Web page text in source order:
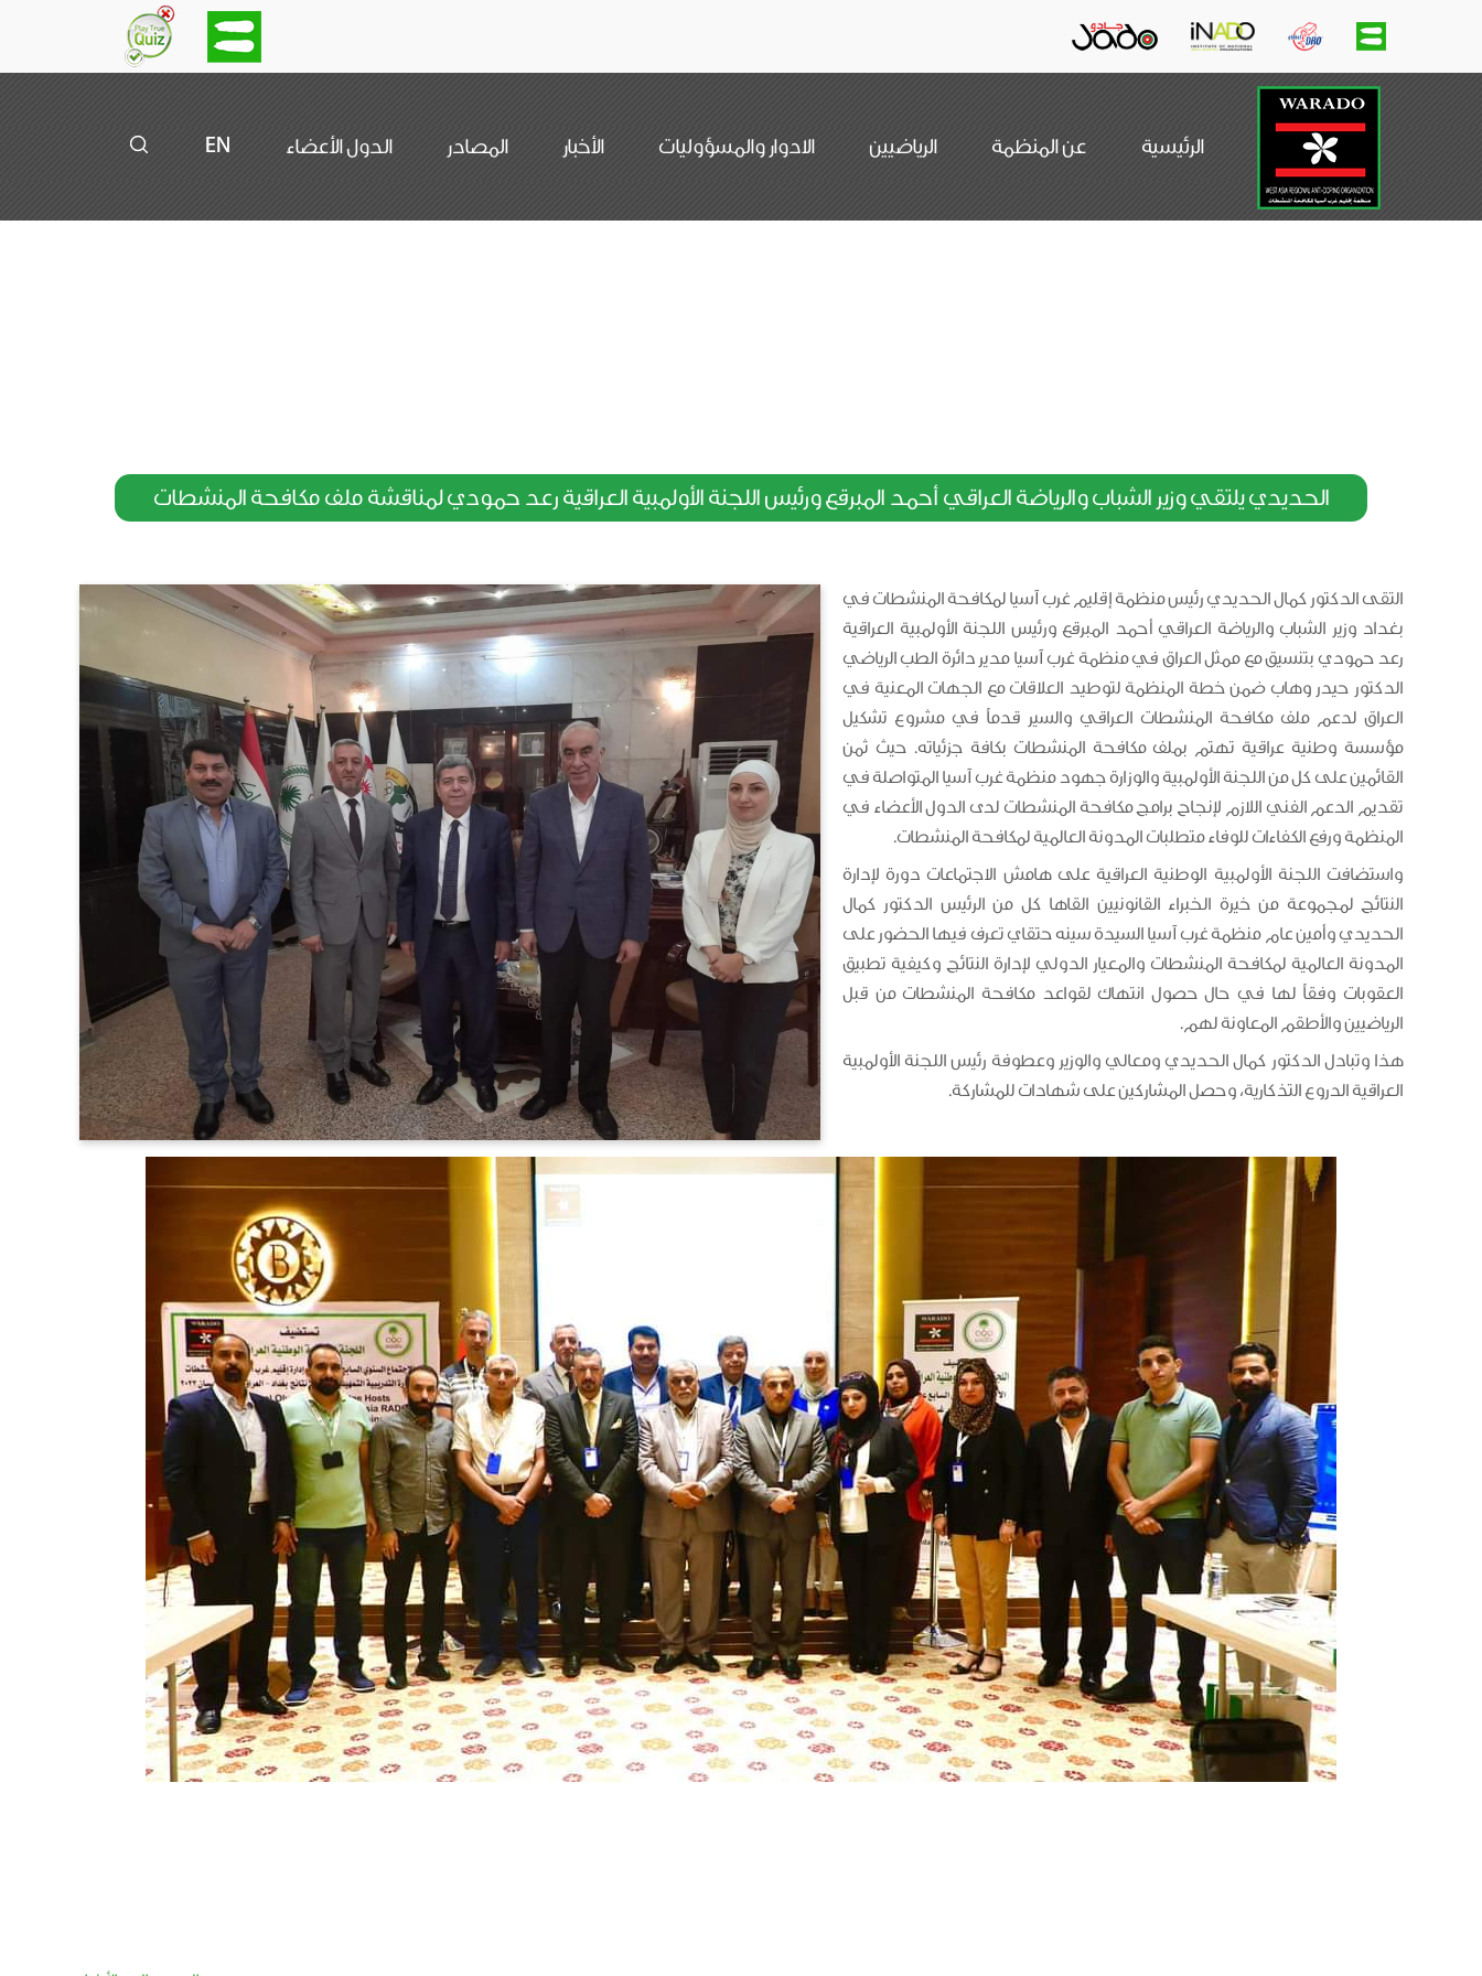
main
menu
الرئيسية عن المنظمة الرياضيين الادوار والمسؤوليات الأخبار المصادر الدول الأعضاء EN
الحديدي يلتقي وزير الشباب والرياضة العراقي أحمد المبرقع ورئيس اللجنة الأولمبية العراقية رعد حمودي لمناقشة ملف مكافحة المنشطات
التقى الدكتور كمال الحديدي رئيس منظمة إقليم غرب آسيا لمكافحة المنشطات في
بغداد وزير الشباب والرياضة العراقي أحمد المبرقع ورئيس اللجنة الأولمبية العراقية
رعد حمودي بتنسيق مع ممثل العراق في منظمة غرب آسيا مدير دائرة الطب الرياضي
الدكتور حيدر وهاب ضمن خطة المنظمة لتوطيد العلاقات مع الجهات المعنية في
العراق لدعم ملف مكافحة المنشطات العراقي والسير قدماً في مشروع تشكيل
مؤسسة وطنية عراقية تهتم بملف مكافحة المنشطات بكافة جزئياته. حيث ثمن
القائمين على كل من اللجنة الأولمبية والوزارة جهود منظمة غرب آسيا المتواصلة في
تقديم الدعم الفني اللازم لإنجاح برامج مكافحة المنشطات لدى الدول الأعضاء في
المنظمة ورفع الكفاءات للوفاء متطلبات المدونة العالمية لمكافحة المنشطات.
واستضافت اللجنة الأولمبية الوطنية العراقية على هامش الاجتماعات دورة لإدارة
النتائج لمجموعة من خيرة الخبراء القانونيين القاها كل من الرئيس الدكتور كمال
الحديدي وأمين عام منظمة غرب آسيا السيدة سينه حتقاي تعرف فيها الحضور على
المدونة العالمية لمكافحة المنشطات والمعيار الدولي لإدارة النتائج وكيفية تطبيق
العقوبات وفقاً لها في حال حصول انتهاك لقواعد مكافحة المنشطات من قبل
الرياضيين والأطقم المعاونة لهم.
هذا وتبادل الدكتور كمال الحديدي ومعالي والوزير وعطوفة رئيس اللجنة الأولمبية
العراقية الدروع التذكارية، وحصل المشاركين على شهادات للمشاركة.